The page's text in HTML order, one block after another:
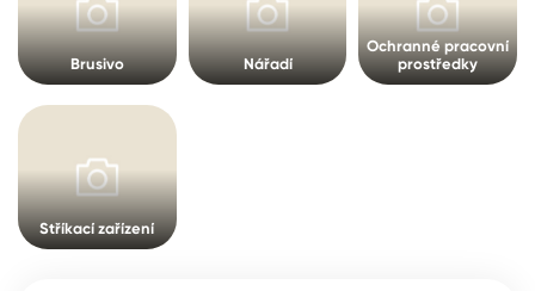
Pro akcionáře O společnosti
Kontakty
Česko
Spreje
Ředidla, tužidla, čističe, technické
kapaliny
Brusivo Nářadí
Ochranné pracovní
prostředky
Stříkací zařízení